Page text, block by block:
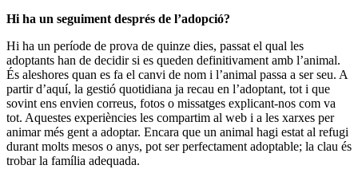
Hi ha un seguiment després de l’adopció?
Hi ha un període de prova de quinze dies, passat el qual les
adoptants han de decidir si es queden definitivament amb l’animal.
És aleshores quan es fa el canvi de nom i l’animal passa a ser seu. A
partir d’aquí, la gestió quotidiana ja recau en l’adoptant, tot i que
sovint ens envien correus, fotos o missatges explicant-nos com va
tot. Aquestes experiències les compartim al web i a les xarxes per
animar més gent a adoptar. Encara que un animal hagi estat al refugi
durant molts mesos o anys, pot ser perfectament adoptable; la clau és
trobar la família adequada.